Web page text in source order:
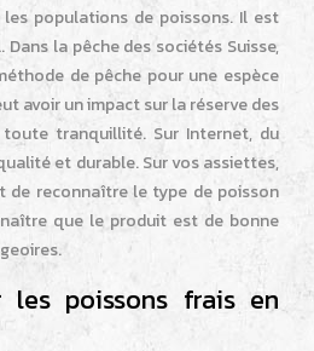
populations de poissons. Il est
la pêche des sociétés Suisse,
de pêche pour une espèce
avoir un impact sur la réserve des
tranquillité. Sur Internet, du
et durable. Sur vos assiettes,
de reconnaître le type de poisson
que le produit est de bonne
poissons frais en